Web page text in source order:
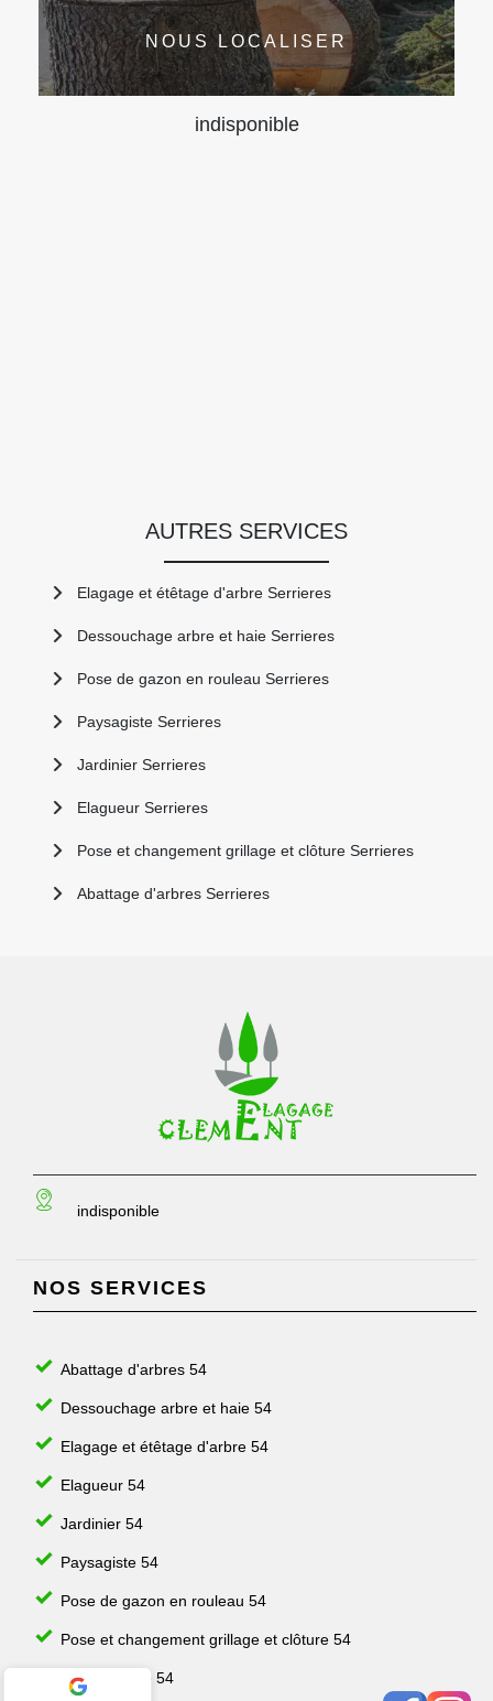
NOUS LOCALISER
indisponible
AUTRES SERVICES
Elagage et étêtage d'arbre Serrieres
Dessouchage arbre et haie Serrieres
Pose de gazon en rouleau Serrieres
Paysagiste Serrieres
Jardinier Serrieres
Elagueur Serrieres
Pose et changement grillage et clôture Serrieres
Abattage d'arbres Serrieres
indisponible
NOS SERVICES
Abattage d'arbres 54
Dessouchage arbre et haie 54
Elagage et étêtage d'arbre 54
Elagueur 54
Jardinier 54
Paysagiste 54
Pose de gazon en rouleau 54
Pose et changement grillage et clôture 54
Taille de haie 54